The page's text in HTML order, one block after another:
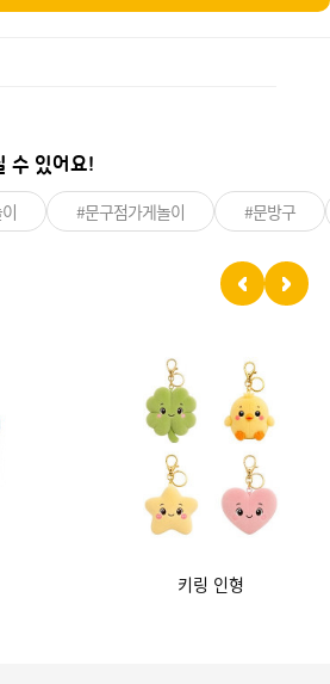
수 있어요!
#문구점가게놀이 #문방구
키링 인형